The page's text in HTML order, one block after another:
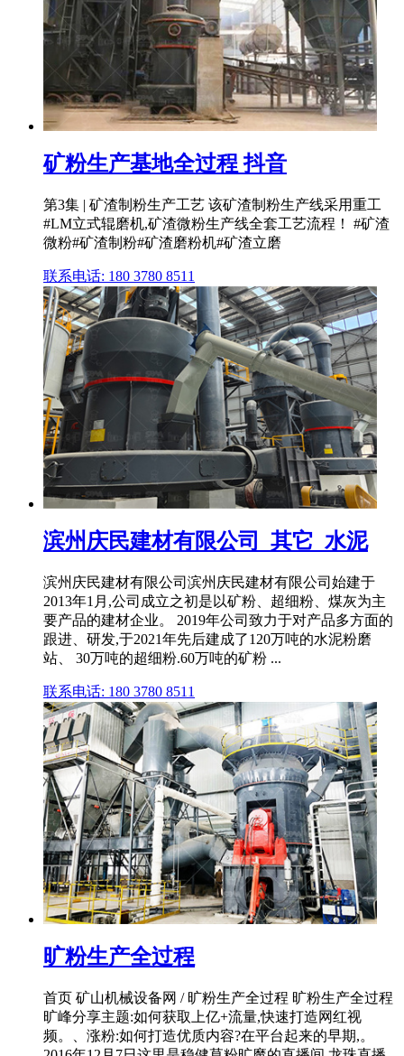
矿粉生产基地全过程 抖音
第3集 | 矿渣制粉生产工艺 该矿渣制粉生产线采用重工
#LM立式辊磨机,矿渣微粉生产线全套工艺流程！ #矿渣
微粉#矿渣制粉#矿渣磨粉机#矿渣立磨
联系电话: 180 3780 8511
滨州庆民建材有限公司_其它_水泥
滨州庆民建材有限公司滨州庆民建材有限公司始建于
2013年1月,公司成立之初是以矿粉、超细粉、煤灰为主
要产品的建材企业。 2019年公司致力于对产品多方面的
跟进、研发,于2021年先后建成了120万吨的水泥粉磨
站、 30万吨的超细粉.60万吨的矿粉 ...
联系电话: 180 3780 8511
旷粉生产全过程
首页 矿山机械设备网 / 旷粉生产全过程 旷粉生产全过程
旷峰分享主题:如何获取上亿+流量,快速打造网红视
频。、涨粉:如何打造优质内容?在平台起来的早期,。